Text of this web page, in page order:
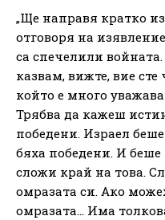
„Ще направя кратко
отговоря на
са спечелили
казвам, вижте, вие
който е много
Трябва да кажеш
победени. Израел
бяха победени. И
сложи край на това.
омразата си. Ако
омразата… Има